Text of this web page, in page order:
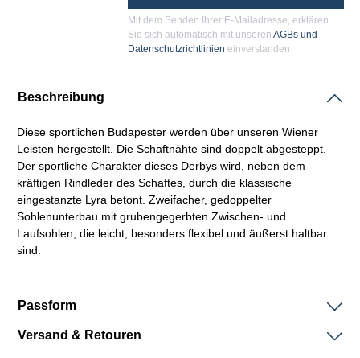
Mit dem Senden Ihrer E-Mailadresse, erklären
Sie sich automatisch mit unserenAGBs und
Datenschutzrichtlinien einverstanden
Beschreibung
Diese sportlichen Budapester werden über unseren Wiener
Leisten hergestellt. Die Schaftnähte sind doppelt abgesteppt.
Der sportliche Charakter dieses Derbys wird, neben dem
kräftigen Rindleder des Schaftes, durch die klassische
eingestanzte Lyra betont. Zweifacher, gedoppelter
Sohlenunterbau mit grubengegerbten Zwischen- und
Laufsohlen, die leicht, besonders flexibel und äußerst haltbar
sind.
Passform
Versand & Retouren